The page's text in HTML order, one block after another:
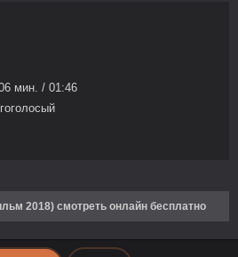
мин. / 01:46
2018) смотреть онлайн бесплатно